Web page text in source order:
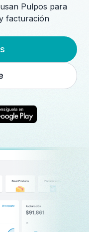
Pulpos para
facturación